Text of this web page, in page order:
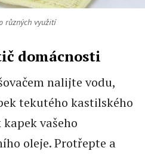
různých využití
domácnosti
nalijte vodu,
tekutého kastilského
vašeho
oleje. Protřepte a